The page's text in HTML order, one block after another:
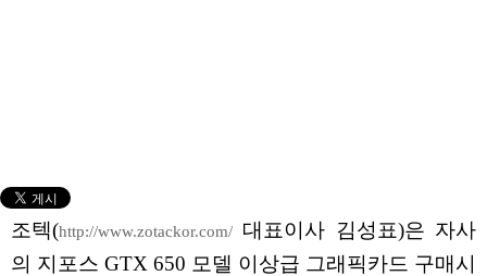
조텍(http://www.zotackor.com/
대표이사 김성표)은 자사
의 지포스 GTX 650 모델 이상급 그래픽카드 구매시